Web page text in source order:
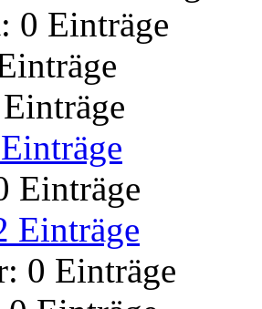
0 Einträge
Einträge
Einträge
0 Einträge